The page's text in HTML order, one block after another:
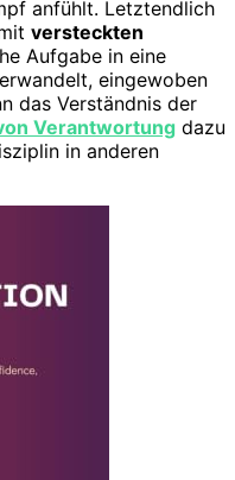
anfühlt. Letztendlich
versteckten
Aufgabe in eine
eingewoben
das Verständnis der
Verantwortung dazu
in anderen